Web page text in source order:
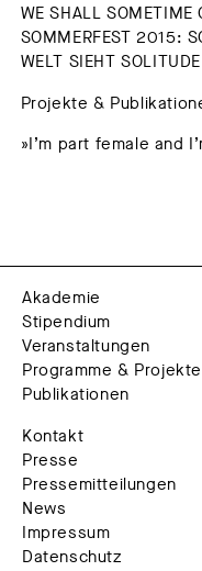
WE SHALL SOMETIME
SOMMERFEST 2015:
WELT SIEHT
Projekte &
»I’m part female and
Akademie
Stipendium
Veranstaltungen
Programme & Projekte
Publikationen
Kontakt
Presse
Pressemitteilungen
News
Impressum
Datenschutz